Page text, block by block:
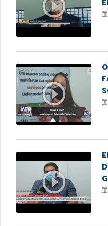
play_circle_outline
play_circle_outline
play_circle_outline